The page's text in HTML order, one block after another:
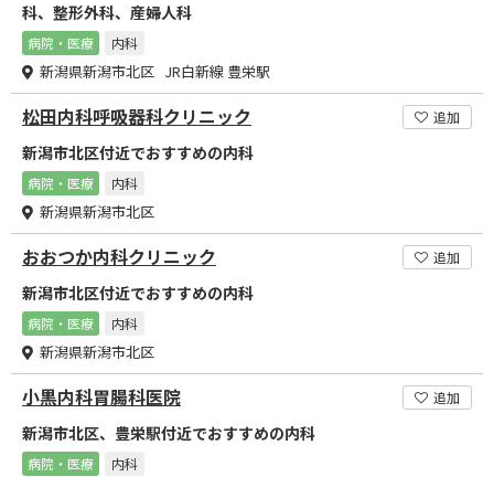
科、整形外科、産婦人科
病院・医療 内科
新潟県新潟市北区 JR白新線 豊栄駅
松田内科呼吸器科クリニック 追加
新潟市北区付近でおすすめの内科
病院・医療 内科
新潟県新潟市北区
おおつか内科クリニック 追加
新潟市北区付近でおすすめの内科
病院・医療 内科
新潟県新潟市北区
小黒内科胃腸科医院 追加
新潟市北区、豊栄駅付近でおすすめの内科
病院・医療 内科